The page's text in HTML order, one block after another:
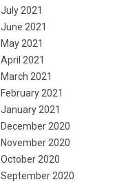
July 2021
June 2021
May 2021
April 2021
March 2021
February 2021
January 2021
December 2020
November 2020
October 2020
September 2020